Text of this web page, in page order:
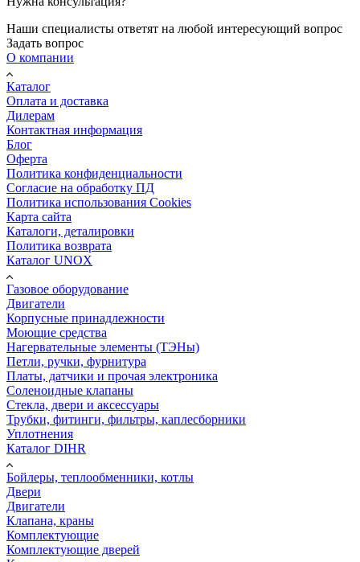
Наши специалисты ответят на любой интересующий вопрос
Задать вопрос
О компании
Каталог
Оплата и доставка
Дилерам
Контактная информация
Блог
Оферта
Политика конфиденциальности
Согласие на обработку ПД
Политика использования Cookies
Карта сайта
Каталоги, деталировки
Политика возврата
Каталог UNOX
Газовое оборудование
Двигатели
Корпусные принадлежности
Моющие средства
Нагервательные элементы (ТЭНы)
Петли, ручки, фурнитура
Платы, датчики и прочая электроника
Соленоидные клапаны
Стекла, двери и аксессуары
Трубки, фитинги, фильтры, каплесборники
Уплотнения
Каталог DIHR
Бойлеры, теплообменники, котлы
Двери
Двигатели
Клапана, краны
Комплектующие
Комплектующие дверей